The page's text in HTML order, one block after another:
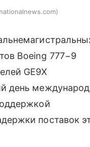
Boeing 777−9
GE9X
день
поставок